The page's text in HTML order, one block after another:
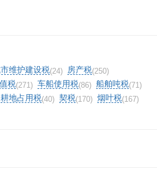
证券法特点是什么制？
东账户怎么开？
(0)
维护建设税(24) 房产税(250)
税(271) 车船使用税(86) 船舶吨税(71)
耕地占用税(40) 契税(170) 烟叶税(167)